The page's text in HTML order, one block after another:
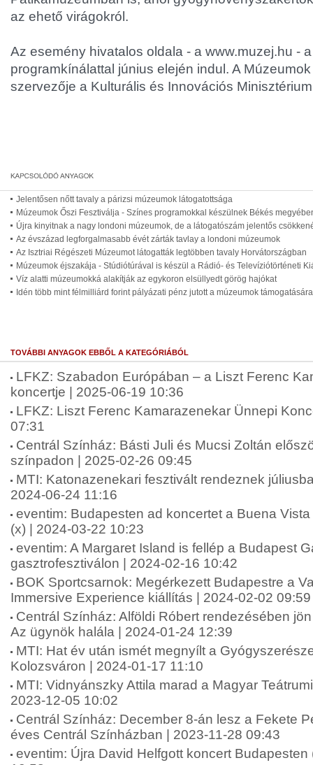
az ehető virágokról.
Az esemény hivatalos oldala - a www.muzej.hu -
programkínálattal június elején indul. A
szervezője a Kulturális és Innovációs
Jelentősen nőtt tavaly a párizsi múzeumok látogatottsága
Múzeumok Őszi Fesztiválja - Színes programokkal készülnek Békés
Újra kinyitnak a nagy londoni múzeumok, de a látogatószám jelentős
Az évszázad legforgalmasabb évét zárták tavlay a londoni múzeumok
Az Isztriai Régészeti Múzeumot látogatták legtöbben tavaly Horvátországban
Múzeumok éjszakája - Stúdiótúrával is készül a Rádió- és Televíziótörténeti
Víz alatti múzeumokká alakítják az egykoron elsüllyedt görög hajókat
Idén több mint félmilliárd forint pályázati pénz jutott a múzeumok támogatására
TOVÁBBI ANYAGOK EBBŐL A KATEGÓRIÁBÓL
LFKZ: Szabadon Európában – a Liszt Ferenc
koncertje | 2025-06-19 10:36
LFKZ: Liszt Ferenc Kamarazenekar Ünnepi
07:31
Centrál Színház: Básti Juli és Mucsi Zoltán
színpadon | 2025-02-26 09:45
MTI: Katonazenekari fesztivált rendeznek
2024-06-24 11:16
eventim: Budapesten ad koncertet a Buena
(x) | 2024-03-22 10:23
eventim: A Margaret Island is fellép a Budapest
gasztrofesztiválon | 2024-02-16 10:42
BOK Sportcsarnok: Megérkezett Budapestre a
Immersive Experience kiállítás | 2024-02-02 09:59
Centrál Színház: Alföldi Róbert rendezésében
Az ügynök halála | 2024-01-24 12:39
MTI: Hat év után ismét megnyílt a
Kolozsváron | 2024-01-17 11:10
MTI: Vidnyánszky Attila marad a Magyar
2023-12-05 10:02
Centrál Színház: December 8-án lesz a Fekete
éves Centrál Színházban | 2023-11-28 09:43
eventim: Újra David Helfgott koncert Budapesten